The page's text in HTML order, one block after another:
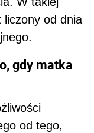
liczony od dnia
gdy matka
od tego,